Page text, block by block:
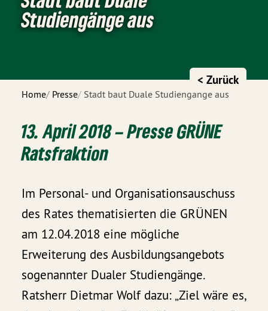
Studiengänge aus
Home Presse Stadt baut Duale Studiengänge aus
< Zurück
13. April 2018 – Presse GRÜNE
Ratsfraktion
Im Personal- und Organisationsauschuss
des Rates thematisierten die GRÜNEN
am 12.04.2018 eine mögliche
Erweiterung des Ausbildungsangebots
sogenannter Dualer Studiengänge.
Ratsherr Dietmar Wolf dazu: „Ziel wäre es,